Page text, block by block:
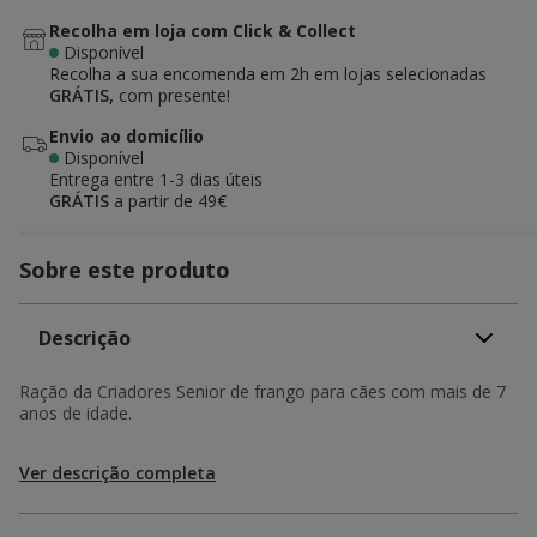
Recolha em loja com Click & Collect
Disponível
Recolha a sua encomenda em 2h em lojas selecionadas
GRÁTIS, com presente!
Envio ao domicílio
Disponível
Entrega entre 1-3 dias úteis
GRÁTIS a partir de 49€
Sobre este produto
Descrição
Ração da Criadores Senior de frango para cães com mais de 7
anos de idade.
Ver descrição completa